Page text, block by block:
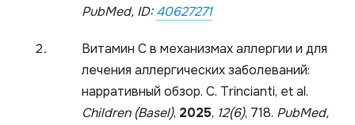
PubMed, ID:40627271
Витамин С в механизмах аллергии и для
лечения аллергических заболеваний:
нарративный обзор. C. Trincianti, et al.
Children (Basel), 2025, 12(6), 718. PubMed,